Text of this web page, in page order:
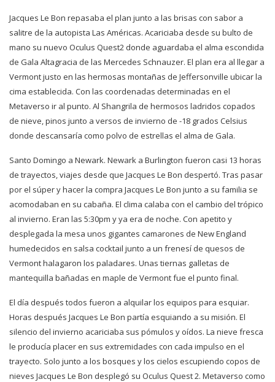
Jacques Le Bon repasaba el plan junto a las brisas con sabor a
salitre de la autopista Las Américas. Acariciaba desde su bulto de
mano su nuevo Oculus Quest2 donde aguardaba el alma escondida
de Gala Altagracia de las Mercedes Schnauzer. El plan era al llegar a
Vermont justo en las hermosas montañas de Jeffersonville ubicar la
cima establecida. Con las coordenadas determinadas en el
Metaverso ir al punto. Al Shangrila de hermosos ladridos copados
de nieve, pinos junto a versos de invierno de -18 grados Celsius
donde descansaría como polvo de estrellas el alma de Gala.
Santo Domingo a Newark. Newark a Burlington fueron casi 13 horas
de trayectos, viajes desde que Jacques Le Bon despertó. Tras pasar
por el súper y hacer la compra Jacques Le Bon junto a su familia se
acomodaban en su cabaña. El clima calaba con el cambio del trópico
al invierno. Eran las 5:30pm y ya era de noche. Con apetito y
desplegada la mesa unos gigantes camarones de New England
humedecidos en salsa cocktail junto a un frenesí de quesos de
Vermont halagaron los paladares. Unas tiernas galletas de
mantequilla bañadas en maple de Vermont fue el punto final.
El día después todos fueron a alquilar los equipos para esquiar.
Horas después Jacques Le Bon partía esquiando a su misión. El
silencio del invierno acariciaba sus pómulos y oídos. La nieve fresca
le producía placer en sus extremidades con cada impulso en el
trayecto. Solo junto a los bosques y los cielos escupiendo copos de
nieves Jacques Le Bon desplegó su Oculus Quest 2. Metaverso como